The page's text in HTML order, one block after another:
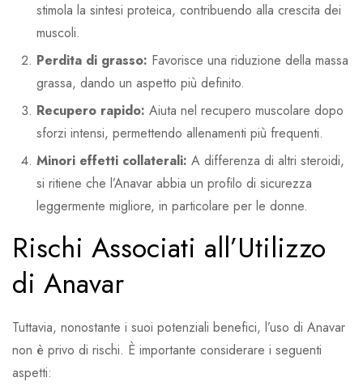
stimola la sintesi proteica, contribuendo alla crescita dei
muscoli.
Perdita di grasso: Favorisce una riduzione della massa
grassa, dando un aspetto più definito.
Recupero rapido: Aiuta nel recupero muscolare dopo
sforzi intensi, permettendo allenamenti più frequenti.
Minori effetti collaterali: A differenza di altri steroidi,
si ritiene che l’Anavar abbia un profilo di sicurezza
leggermente migliore, in particolare per le donne.
Rischi Associati all’Utilizzo
di Anavar
Tuttavia, nonostante i suoi potenziali benefici, l’uso di Anavar
non è privo di rischi. È importante considerare i seguenti
aspetti: